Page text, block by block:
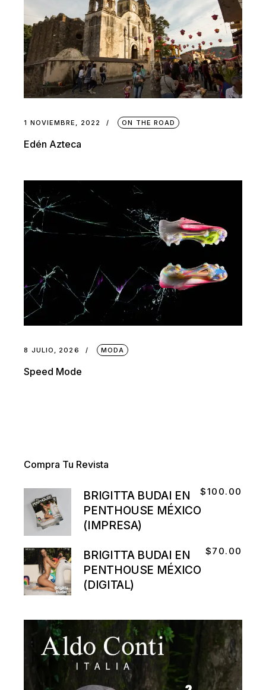
1 NOVIEMBRE, 2022 ON THE ROAD
Edén Azteca
8 JULIO, 2026 MODA
Speed Mode
Compra Tu Revista
BRIGITTA BUDAI EN
PENTHOUSE MÉXICO
(IMPRESA)
$100.00
BRIGITTA BUDAI EN
PENTHOUSE MÉXICO
(DIGITAL)
$70.00